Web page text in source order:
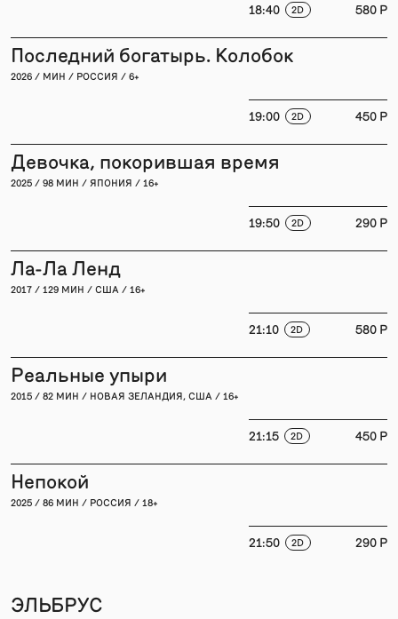
18:40 2D 580 P
Последний богатырь. Колобок
2026 / МИН / РОССИЯ / 6+
19:00 2D 450 P
Девочка, покорившая время
2025 / 98 МИН / ЯПОНИЯ / 16+
19:50 2D 290 P
Ла-Ла Ленд
2017 / 129 МИН / США / 16+
21:10 2D 580 P
Реальные упыри
2015 / 82 МИН / НОВАЯ ЗЕЛАНДИЯ, США / 16+
21:15 2D 450 P
Непокой
2025 / 86 МИН / РОССИЯ / 18+
21:50 2D 290 P
ЭЛЬБРУС